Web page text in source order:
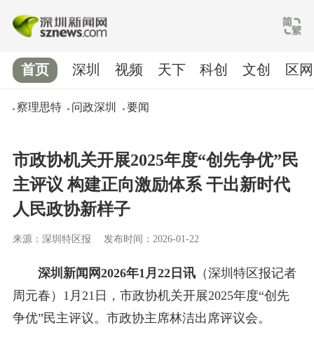
首页
察理思特 问政深圳 要闻
深圳 视频 天下 科创 文创 区网
市政协机关开展2025年度“创先争优”民
主评议 构建正向激励体系 干出新时代
人民政协新样子
来源：深圳特区报 发布时间：2026-01-22
深圳新闻网2026年1月22日讯（深圳特区报记者
周元春）1月21日，市政协机关开展2025年度“创先
争优”民主评议。市政协主席林洁出席评议会。